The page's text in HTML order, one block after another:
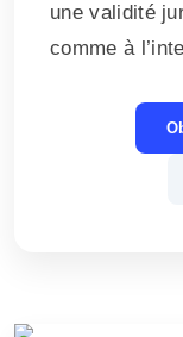
une validité
comme à